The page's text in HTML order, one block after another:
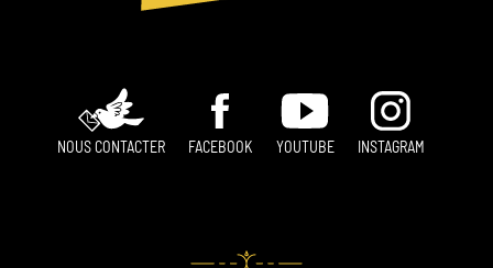
NOUS CONTACTER FACEBOOK YOUTUBE INSTAGRAM